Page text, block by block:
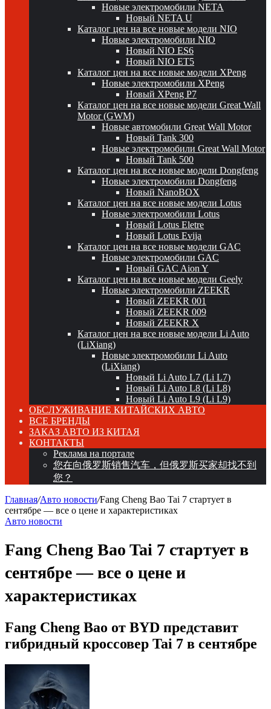
Новые электромобили NETA
Новый NETA U
Каталог цен на все новые модели NIO
Новые электромобили NIO
Новый NIO ES6
Новый NIO ET5
Каталог цен на все новые модели XPeng
Новые электромобили XPeng
Новый XPeng P7
Каталог цен на все новые модели Great Wall
Motor (GWM)
Новые автомобили Great Wall Motor
Новый Tank 300
Новые электромобили Great Wall Motor
Новый Tank 500
Каталог цен на все новые модели Dongfeng
Новые электромобили Dongfeng
Новый NanoBOX
Каталог цен на все новые модели Lotus
Новые электромобили Lotus
Новый Lotus Eletre
Новый Lotus Evija
Каталог цен на все новые модели GAC
Новые электромобили GAC
Новый GAC Aion Y
Каталог цен на все новые модели Geely
Новые электромобили ZEEKR
Новый ZEEKR 001
Новый ZEEKR 009
Новый ZEEKR X
Каталог цен на все новые модели Li Auto
(LiXiang)
Новые электромобили Li Auto
(LiXiang)
Новый Li Auto L7 (Li L7)
Новый Li Auto L8 (Li L8)
Новый Li Auto L9 (Li L9)
ОБСЛУЖИВАНИЕ КИТАЙСКИХ АВТО
ВСЕ БРЕНДЫ
ЗАКАЗ АВТО ИЗ КИТАЯ
КОНТАКТЫ
Реклама на портале
您在向俄罗斯销售汽车，但俄罗斯买家却找不到
您？
Главная/Авто новости/Fang Cheng Bao Tai 7 стартует в
сентябре — все о цене и характеристиках
Авто новости
Fang Cheng Bao Tai 7 стартует в
сентябре — все о цене и
характеристиках
Fang Cheng Bao от BYD представит
гибридный кроссовер Tai 7 в сентябре